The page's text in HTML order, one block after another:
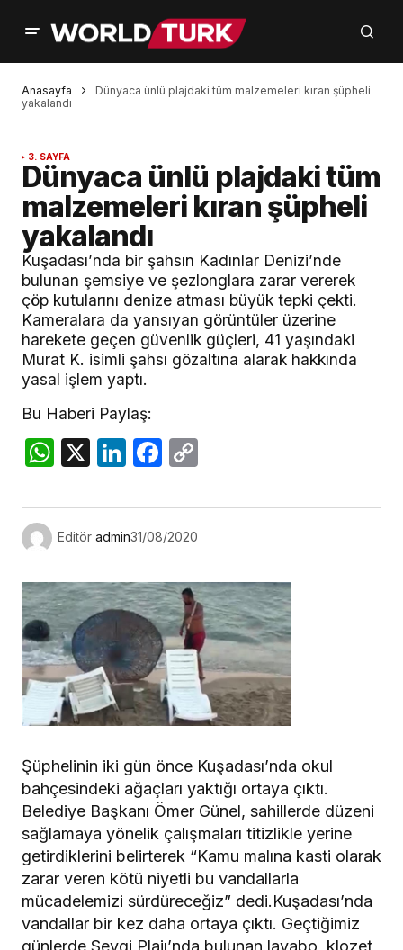
Anasayfa
Dünyaca ünlü plajdaki tüm malzemeleri kıran şüpheli
yakalandı
3. SAYFA
Dünyaca ünlü plajdaki tüm
malzemeleri kıran şüpheli
yakalandı
Kuşadası’nda bir şahsın Kadınlar Denizi’nde
bulunan şemsiye ve şezlonglara zarar vererek
çöp kutularını denize atması büyük tepki çekti.
Kameralara da yansıyan görüntüler üzerine
harekete geçen güvenlik güçleri, 41 yaşındaki
Murat K. isimli şahsı gözaltına alarak hakkında
yasal işlem yaptı.
Bu Haberi Paylaş:
WhatsApp
X LinkedIn
Facebook
Editör admin31/08/2020
Şüphelinin iki gün önce Kuşadası’nda okul
bahçesindeki ağaçları yaktığı ortaya çıktı.
Belediye Başkanı Ömer Günel, sahillerde düzeni
sağlamaya yönelik çalışmaları titizlikle yerine
getirdiklerini belirterek “Kamu malına kasti olarak
zarar veren kötü niyetli bu vandallarla
mücadelemizi sürdüreceğiz” dedi.Kuşadası’nda
vandallar bir kez daha ortaya çıktı. Geçtiğimiz
günlerde Sevgi Plajı’nda bulunan lavabo, klozet